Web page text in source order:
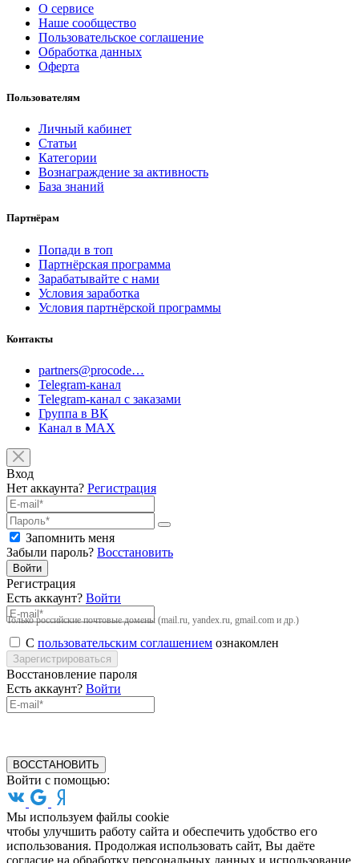
О сервисе
Наше сообщество
Пользовательское соглашение
Обработка данных
Оферта
Пользователям
Личный кабинет
Статьи
Категории
Вознаграждение за активность
База знаний
Партнёрам
Попади в топ
Партнёрская программа
Зарабатывайте с нами
Условия заработка
Условия партнёрской программы
Контакты
partners@procode…
Telegram-канал
Telegram-канал с заказами
Группа в ВК
Канал в MAX
Вход
Нет аккаунта? Регистрация
Запомнить меня
Забыли пароль? Восстановить
Войти
Регистрация
Есть аккаунт? Войти
Только российские почтовые домены (mail.ru, yandex.ru, gmail.com и др.)
С пользовательским соглашением ознакомлен
Зарегистрироваться
Восстановление пароля
Есть аккаунт? Войти
ВОССТАНОВИТЬ
Войти с помощью:
Мы используем файлы cookie
чтобы улучшить работу сайта и обеспечить удобство его
использования. Продолжая использовать сайт, Вы даёте
согласие на обработку персональных данных и использование